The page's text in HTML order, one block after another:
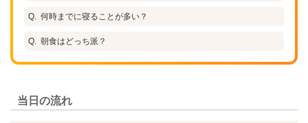
何時までに寝ることが多い？
朝食はどっち派？
当日の流れ